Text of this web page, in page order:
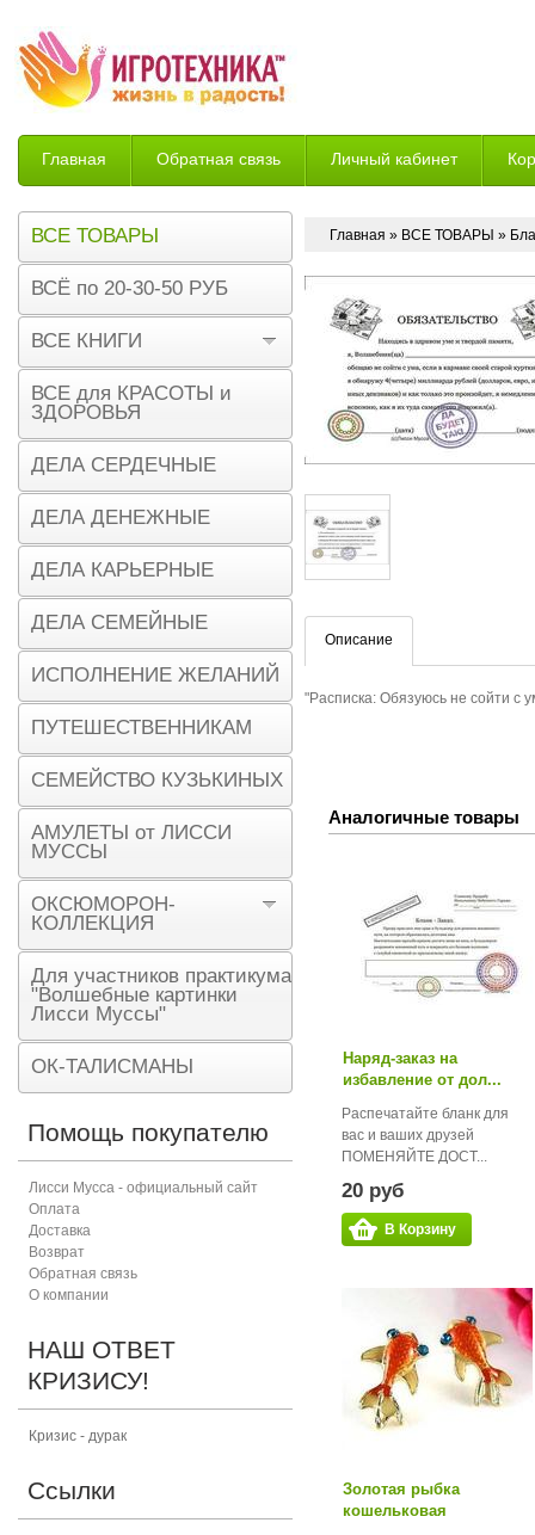
Главная Обратная связь Личный кабинет
Возврат
Главная » ВСЕ ТОВАРЫ »
Описание
"Расписка: Обязуюсь не сойти с
Аналогичные товары
Наряд-заказ на
избавление от дол...
Распечатайте бланк для
вас и ваших друзей
ПОМЕНЯЙТЕ ДОСТ...
20 руб
В Корзину
Золотая рыбка
кошельковая
ВСЕ ТОВАРЫ
ВСЁ по 20-30-50 РУБ
ВСЕ КНИГИ
ВСЕ для КРАСОТЫ и
ЗДОРОВЬЯ
ДЕЛА СЕРДЕЧНЫЕ
ДЕЛА ДЕНЕЖНЫЕ
ДЕЛА КАРЬЕРНЫЕ
ДЕЛА СЕМЕЙНЫЕ
ИСПОЛНЕНИЕ ЖЕЛАНИЙ
ПУТЕШЕСТВЕННИКАМ
СЕМЕЙСТВО КУЗЬКИНЫХ
АМУЛЕТЫ от ЛИССИ
МУССЫ
ОКСЮМОРОН-
КОЛЛЕКЦИЯ
Для участников практикума
"Волшебные картинки
Лисси Муссы"
ОК-ТАЛИСМАНЫ
Помощь покупателю
Лисси Мусса - официальный сайт
Оплата
Доставка
Возврат
Обратная связь
О компании
НАШ ОТВЕТ
КРИЗИСУ!
Кризис - дурак
Ссылки